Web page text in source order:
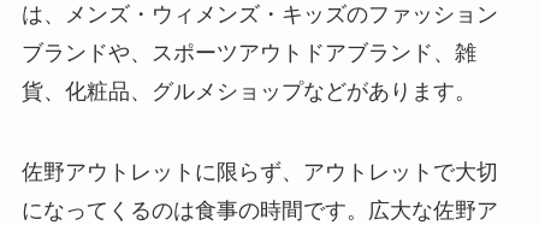
は、メンズ・ウィメンズ・キッズのファッション
ブランドや、スポーツアウトドアブランド、雑
貨、化粧品、グルメショップなどがあります。
佐野アウトレットに限らず、アウトレットで大切
になってくるのは食事の時間です。広大な佐野ア